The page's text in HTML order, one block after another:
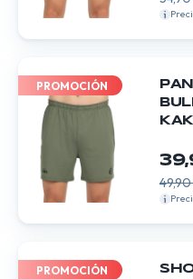
PROMOCIÓN
KAKI
PROMOCIÓN